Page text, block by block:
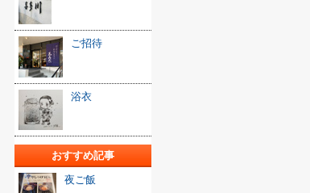
ご招待
浴衣
おすすめ記事
夜ご飯